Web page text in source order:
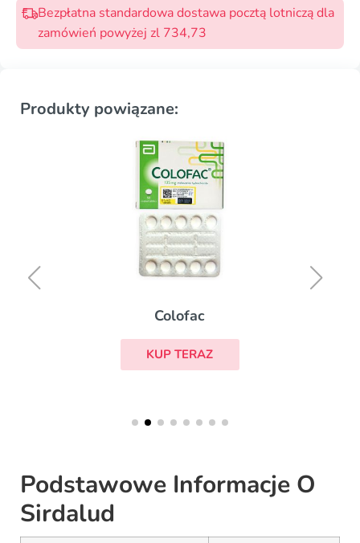
Bezpłatna standardowa dostawa pocztą lotniczą dla
zamówień powyżej zl 734,73
Produkty powiązane:
Colofac
KUP TERAZ
Podstawowe Informacje O
Sirdalud